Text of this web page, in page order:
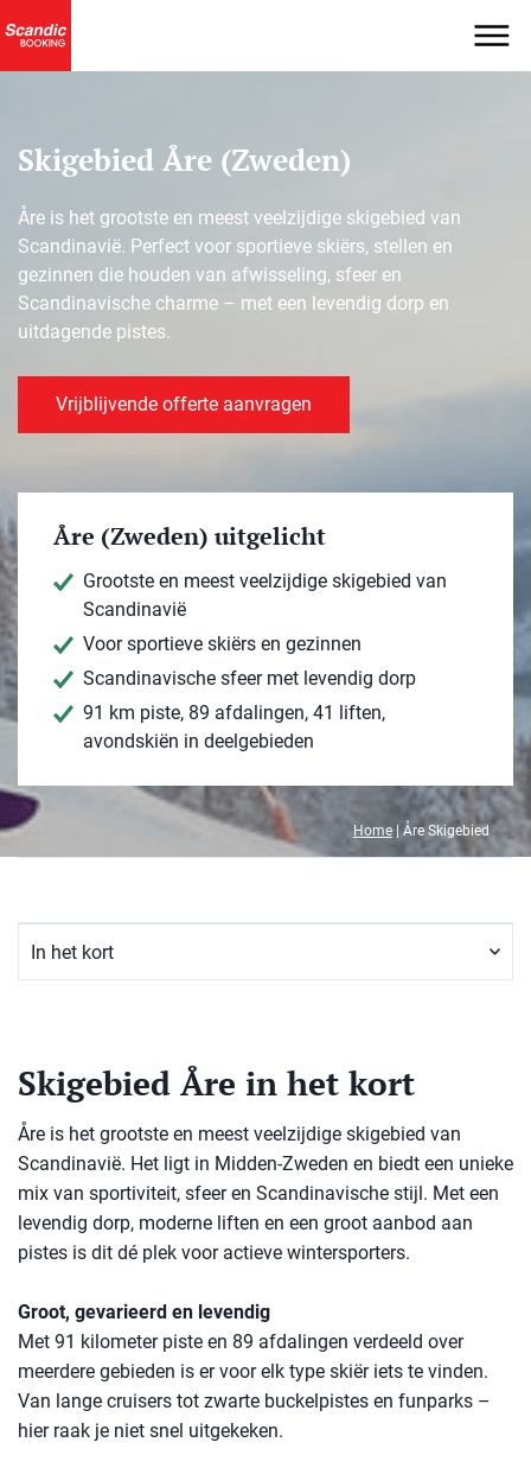
Skigebied Åre (Zweden)
Åre is het grootste en meest veelzijdige skigebied van
Scandinavië. Perfect voor sportieve skiërs, stellen en
gezinnen die houden van afwisseling, sfeer en
Scandinavische charme – met een levendig dorp en
uitdagende pistes.
Vrijblijvende offerte aanvragen
Åre (Zweden) uitgelicht
Grootste en meest veelzijdige skigebied van
Scandinavië
Voor sportieve skiërs en gezinnen
Scandinavische sfeer met levendig dorp
91 km piste, 89 afdalingen, 41 liften,
avondskiën in deelgebieden
Home |Åre Skigebied
Skigebied Åre in het kort
Åre is het grootste en meest veelzijdige skigebied van
Scandinavië. Het ligt in Midden-Zweden en biedt een unieke
mix van sportiviteit, sfeer en Scandinavische stijl. Met een
levendig dorp, moderne liften en een groot aanbod aan
pistes is dit dé plek voor actieve wintersporters.
Groot, gevarieerd en levendig
Met 91 kilometer piste en 89 afdalingen verdeeld over
meerdere gebieden is er voor elk type skiër iets te vinden.
Van lange cruisers tot zwarte buckelpistes en funparks –
hier raak je niet snel uitgekeken.